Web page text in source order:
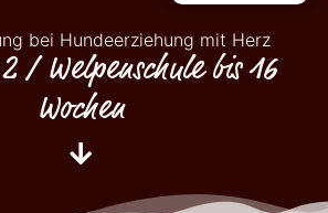
bei Hundeerziehung mit Herz
/ Welpenschule bis 16
Wochen